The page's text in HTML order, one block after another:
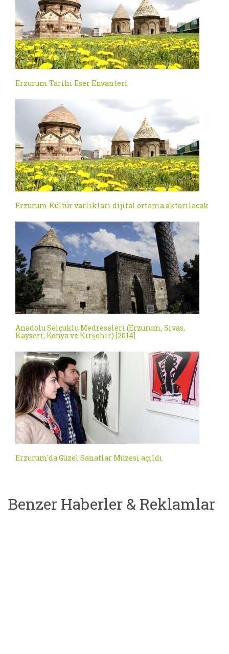
Erzurum Tarihi Eser Envanteri
Erzurum Kültür varlıkları dijital ortama aktarılacak
Anadolu Selçuklu Medreseleri (Erzurum, Sivas,
Kayseri, Konya ve Kırşehir) [2014]
Erzurum'da Güzel Sanatlar Müzesi açıldı
Benzer Haberler & Reklamlar